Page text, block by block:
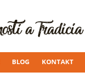
BLOG KONTAKT